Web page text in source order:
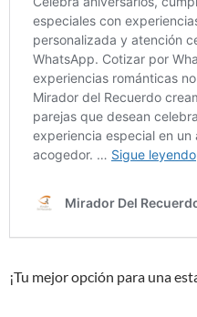
¡Tu mejor opción para una